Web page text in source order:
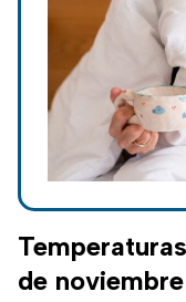
de noviembre